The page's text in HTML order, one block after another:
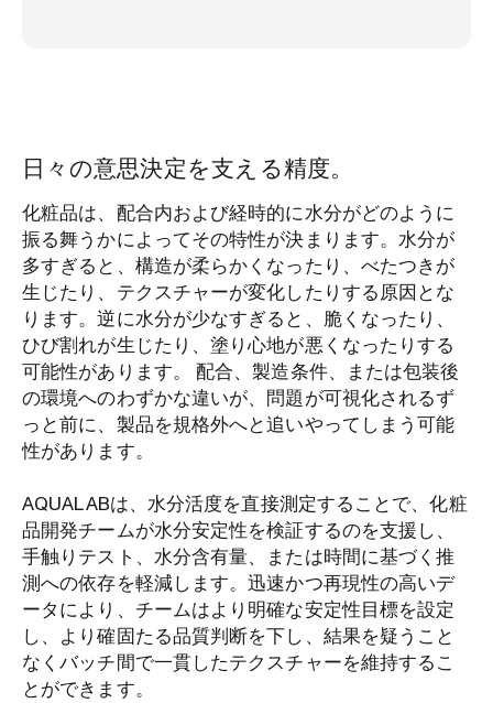
日々の意思決定を支える精度。
化粧品は、配合内および経時的に水分がどのように
振る舞うかによってその特性が決まります。水分が
多すぎると、構造が柔らかくなったり、べたつきが
生じたり、テクスチャーが変化したりする原因とな
ります。逆に水分が少なすぎると、脆くなったり、
ひび割れが生じたり、塗り心地が悪くなったりする
可能性があります。 配合、製造条件、または包装後
の環境へのわずかな違いが、問題が可視化されるず
っと前に、製品を規格外へと追いやってしまう可能
性があります。
AQUALABは、水分活度を直接測定することで、化粧
品開発チームが水分安定性を検証するのを支援し、
手触りテスト、水分含有量、または時間に基づく推
測への依存を軽減します。迅速かつ再現性の高いデ
ータにより、チームはより明確な安定性目標を設定
し、より確固たる品質判断を下し、結果を疑うこと
なくバッチ間で一貫したテクスチャーを維持するこ
とができます。